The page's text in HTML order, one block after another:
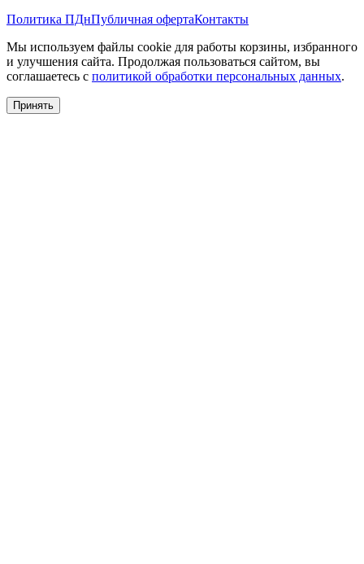
Политика ПДнПубличная офертаКонтакты
Мы используем файлы cookie для работы корзины, избранного
и улучшения сайта. Продолжая пользоваться сайтом, вы
соглашаетесь с политикой обработки персональных данных.
Принять